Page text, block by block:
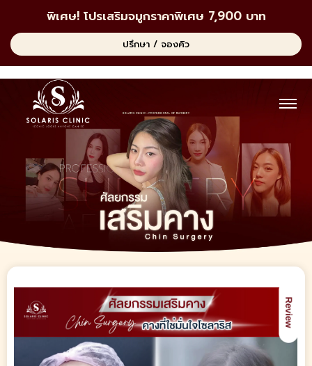
พิเศษ! โปรเสริมจมูกราคาพิเศษ 7,900 บาท
ปรึกษา / จองคิว